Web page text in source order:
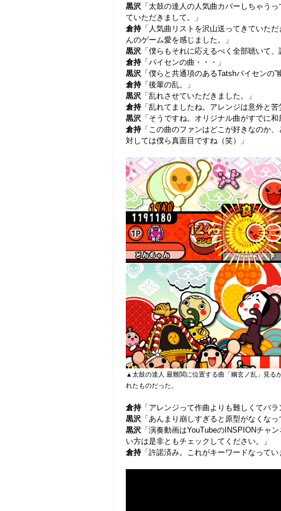
黒沢 「太鼓の達人の人気曲カバーしちゃう
ていただきまして。」
倉持 「人気曲リストを沢山送ってきていた
んのゲーム愛を感じました。」
黒沢 「僕らもそれに応えるべく全部聴いて
倉持 「パイセンの曲・・・」
黒沢 「僕らと共通項のあるTatshパイセンの”
倉持 「後輩の乱。」
黒沢 「乱れさせていただきました。」
倉持 「乱れてましたね。アレンジは意外と苦
黒沢 「そうですね。オリジナル曲がすでに
倉持 「この曲のファンはどこが好きなのか
対しては僕ら真面目ですね（笑）」
▲太鼓の達人 最難関に位置する曲「幽玄ノ乱」見る
れたものだった。
倉持 「アレンジって作曲よりも難しくてバ
黒沢 「あんまり崩しすぎると原型がなくな
黒沢 「演奏動画はYouTubeのINSPIONチャ
い方は是非ともチェックしてください。」
倉持 「許諾済み。これがキーワードなってい